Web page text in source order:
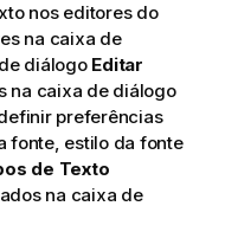
nos editores do
na caixa de
diálogo Editar
na caixa de diálogo
preferências
fonte, estilo da fonte
de Texto
na caixa de